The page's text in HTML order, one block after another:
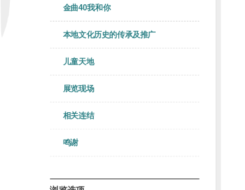
金曲40我和你
本地文化历史的传承及推广
儿童天地
展览现场
相关连结
鸣谢